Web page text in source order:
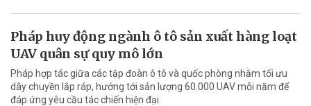
Pháp huy động ngành ô tô sản xuất hàng loạt
UAV quân sự quy mô lớn
Pháp hợp tác giữa các tập đoàn ô tô và quốc phòng nhằm tối ưu
dây chuyền lắp ráp, hướng tới sản lượng 60.000 UAV mỗi năm để
đáp ứng yêu cầu tác chiến hiện đại.